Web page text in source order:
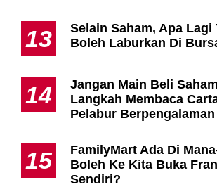
13
Selain Saham, Apa Lagi
Boleh Laburkan Di
14
Jangan Main Beli
Langkah Membaca
Pelabur Berpengalaman
15
FamilyMart Ada Di
Boleh Ke Kita Buka
Sendiri?